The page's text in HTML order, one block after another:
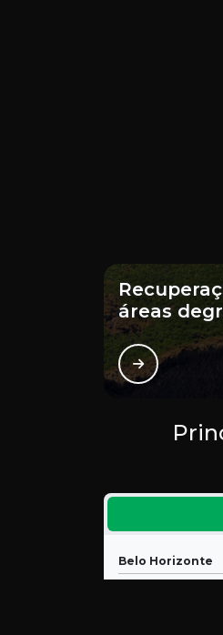
áreas
Belo Horizonte